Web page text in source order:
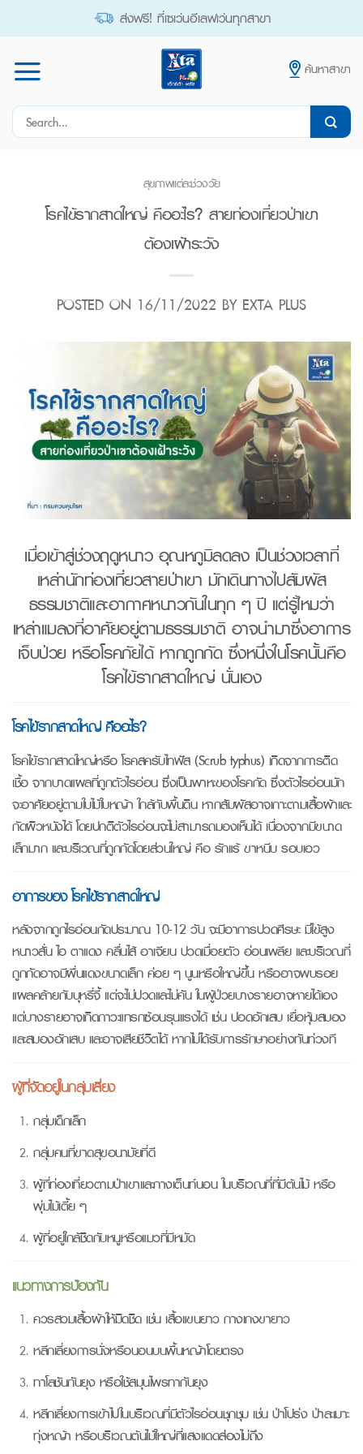
ส่งฟรี! ที่เซเว่นอีเลฟเว่นทุกสาขา
ค้นหาสาขา
Search
สุขภาพแต่ละช่วงวัย
โรคไข้รากสาดใหญ่ คืออะไร? สายท่องเที่ยวป่าเขา
ต้องเฝ้าระวัง
POSTED ON 16/11/2022 BY EXTA PLUS
เมื่อเข้าสู่ช่วงฤดูหนาว อุณหภูมิลดลง เป็นช่วงเวลาที่
เหล่านักท่องเที่ยวสายป่าเขา มักเดินทางไปสัมผัส
ธรรมชาติและอากาศหนาวกันในทุก ๆ ปี แต่รู้ไหมว่า
เหล่าแมลงที่อาศัยอยู่ตามธรรมชาติ อาจนำมาซึ่งอาการ
เจ็บป่วย หรือโรคภัยได้ หากถูกกัด ซึ่งหนึ่งในโรคนั้นคือ
โรคไข้รากสาดใหญ่ นั่นเอง
โรคไข้รากสาดใหญ่ คืออะไร?
โรคไข้รากสาดใหญ่หรือ โรคสครับไทฟัส (Scrub typhus) เกิดจากการติด
เชื้อ จากบาดแผลที่ถูกตัวไรอ่อน ซึ่งเป็นพาหะของโรคกัด ซึ่งตัวไรอ่อนมัก
จะอาศัยอยู่ตามใบไม้ใบหญ้า ใกล้กับพื้นดิน หากสัมผัสอาจเกาะตามเสื้อผ้าและ
กัดผิวหนังได้ โดยปกติตัวไรอ่อนจะไม่สามารถมองเห็นได้ เนื่องจากมีขนาด
เล็กมาก และบริเวณที่ถูกกัดโดยส่วนใหญ่ คือ รักแร้ ขาหนีบ รอบเอว
อาการของ โรคไข้รากสาดใหญ่
หลังจากถูกไรอ่อนกัดประมาณ 10-12 วัน จะมีอาการปวดศีรษะ มีไข้สูง
หนาวสั่น ไอ ตาแดง คลื่นไส้ อาเจียน ปวดเมื่อยตัว อ่อนเพลีย และบริเวณที่
ถูกกัดอาจมีผื่นแดงขนาดเล็ก ค่อย ๆ นูนหรือใหญ่ขึ้น หรืออาจพบรอย
แผลคล้ายกับบุหรี่จี้ แต่จะไม่ปวดและไม่คัน ในผู้ป่วยบางรายอาจหายได้เอง
แต่บางรายอาจเกิดภาวะแทรกซ้อนรุนแรงได้ เช่น ปอดอักเสบ เยื่อหุ้มสมอง
และสมองอักเสบ และอาจเสียชีวิตได้ หากไม่ได้รับการรักษาอย่างทันท่วงที
ผู้ที่จัดอยู่ในกลุ่มเสี่ยง
กลุ่มเด็กเล็ก
กลุ่มคนที่ขาดสุขอนามัยที่ดี
ผู้ที่ท่องเที่ยวตามป่าเขาและกางเต็นท์นอน ในบริเวณที่ที่มีต้นไม้ หรือ
พุ่มไม้เตี้ย ๆ
ผู้ที่อยู่ใกล้ชิดกับหนูหรือแมวที่มีหมัด
แนวทางการป้องกัน
ควรสวมเสื้อผ้าให้มิดชิด เช่น เสื้อแขนยาว กางเกงขายาว
หลีกเลี่ยงการนั่งหรือนอนบนพื้นหญ้าโดยตรง
ทาโลชันกันยุง หรือใช้สมุนไพรทากันยุง
หลีกเลี่ยงการเข้าไปในบริเวณที่มีตัวไรอ่อนชุกชุม เช่น ป่าโปร่ง ป่าละเมาะ
ทุ่งหญ้า หรือบริเวณต้นไม้ใหญ่ที่แสงแดดส่องไม่ถึง